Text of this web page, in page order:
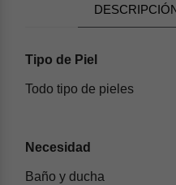
Tipo de Piel
Todo tipo de pieles
Necesidad
Baño y ducha
herramientas